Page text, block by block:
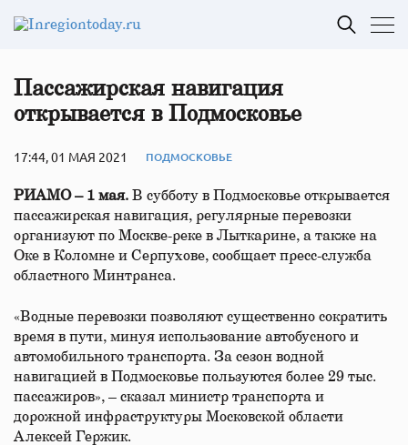
Пассажирская навигация
открывается в Подмосковье
17:44, 01 МАЯ 2021 ПОДМОСКОВЬЕ
РИАМО – 1 мая. В субботу в Подмосковье открывается
пассажирская навигация, регулярные перевозки
организуют по Москве-реке в Лыткарине, а также на
Оке в Коломне и Серпухове, сообщает пресс-служба
областного Минтранса.
«Водные перевозки позволяют существенно сократить
время в пути, минуя использование автобусного и
автомобильного транспорта. За сезон водной
навигацией в Подмосковье пользуются более 29 тыс.
пассажиров», – сказал министр транспорта и
дорожной инфраструктуры Московской области
Алексей Гержик.